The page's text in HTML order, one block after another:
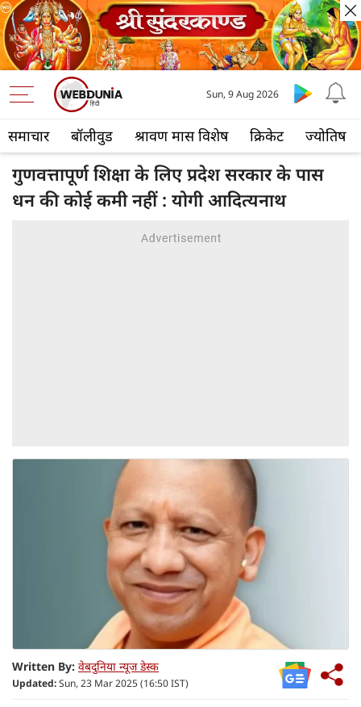
समाचार बॉलीवुड श्रावण मास विशेष क्रिकेट ज्योतिष
Sun, 9 Aug 2026
गुणवत्तापूर्ण शिक्षा के लिए प्रदेश सरकार के पास
धन की कोई कमी नहीं : योगी आदित्यनाथ
Written By: वेबदुनिया न्यूज डेस्क
Updated:Sun, 23 Mar 2025 (16:50 IST)